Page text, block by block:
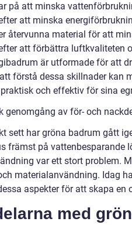
på att minska
att minska
återvunna material för att
att förbättra luftkvaliteten
är utformade för att
förstå dessa skillnader kan
och effektiv för sina
genomgång av för- och
sett har gröna badrum gått
främst på vattenbesparande
var ett stort problem.
materialanvändning. Idag
aspekter för att skapa
med